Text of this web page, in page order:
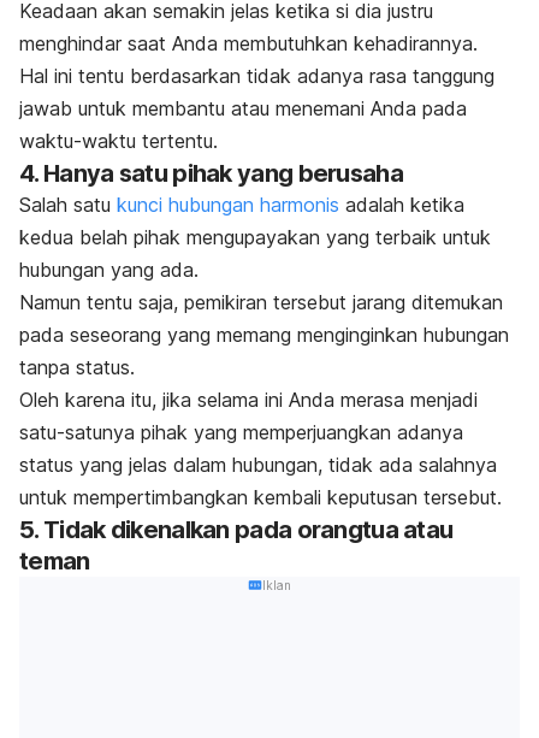
Keadaan akan semakin jelas ketika si dia justru
menghindar saat Anda membutuhkan kehadirannya.
Hal ini tentu berdasarkan tidak adanya rasa tanggung
jawab untuk membantu atau menemani Anda pada
waktu-waktu tertentu.
4. Hanya satu pihak yang berusaha
Salah satu kunci hubungan harmonis adalah ketika
kedua belah pihak mengupayakan yang terbaik untuk
hubungan yang ada.
Namun tentu saja, pemikiran tersebut jarang ditemukan
pada seseorang yang memang menginginkan hubungan
tanpa status.
Oleh karena itu, jika selama ini Anda merasa menjadi
satu-satunya pihak yang memperjuangkan adanya
status yang jelas dalam hubungan, tidak ada salahnya
untuk mempertimbangkan kembali keputusan tersebut.
5. Tidak dikenalkan pada orangtua atau
teman
Iklan